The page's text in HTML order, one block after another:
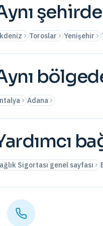
Toroslar Yenişehir
Adana
Sigortası genel sayfası